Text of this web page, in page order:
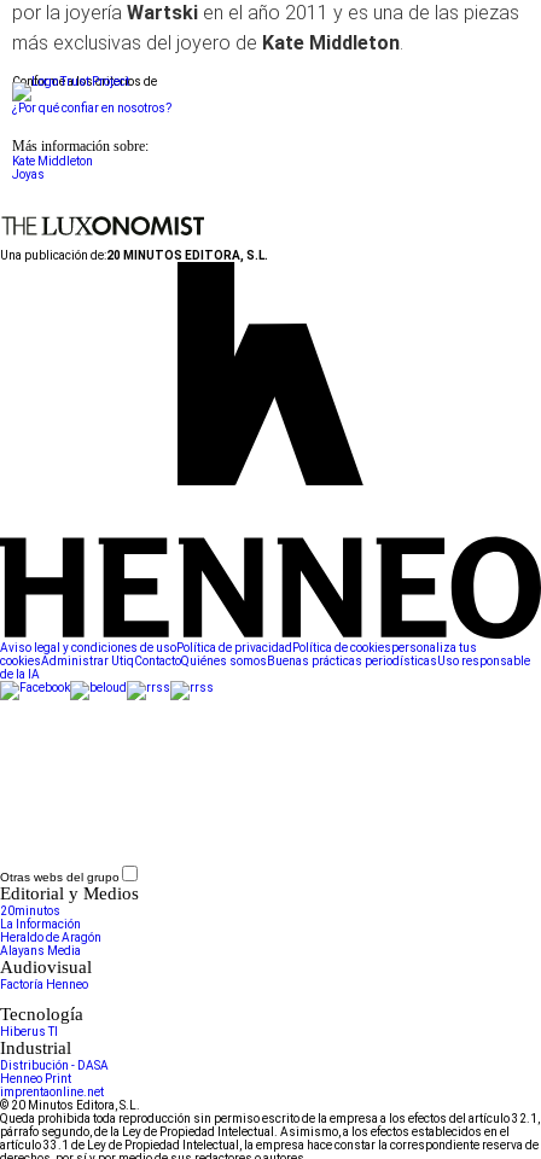
por la joyería Wartski en el año 2011 y es una de las piezas
más exclusivas del joyero de Kate Middleton.
Conforme a los criterios de
¿Por qué confiar en nosotros?
Más información sobre:
Kate Middleton
Joyas
Una publicación de:20 MINUTOS EDITORA, S.L.
Aviso legal y condiciones de usoPolítica de privacidad Política de cookiespersonaliza tus
cookiesAdministrar UtiqContactoQuiénes somos Buenas prácticas periodísticasUso responsable
de la IA
Otras webs del grupo
Editorial y Medios
20minutos
La Información
Heraldo de Aragón
Alayans Media
Audiovisual
Factoría Henneo
Tecnología
Hiberus TI
Industrial
Distribución - DASA
Henneo Print
imprentaonline.net
© 20 Minutos Editora, S.L.
Queda prohibida toda reproducción sin permiso escrito de la empresa a los efectos del artículo 32.1,
párrafo segundo, de la Ley de Propiedad Intelectual. Asimismo, a los efectos establecidos en el
artículo 33.1 de Ley de Propiedad Intelectual, la empresa hace constar la correspondiente reserva de